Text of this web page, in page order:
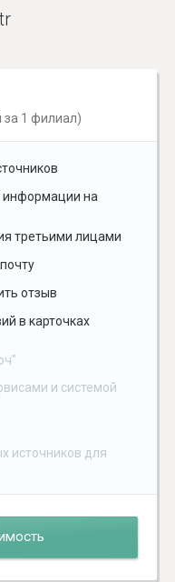
за 1 филиал)
информации на
третьими лицами
отзыв
в карточках
и системой
источников для